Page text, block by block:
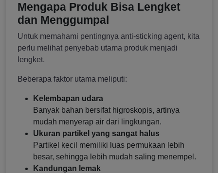
Mengapa Produk Bisa Lengket
dan Menggumpal
Untuk memahami pentingnya anti-sticking agent, kita
perlu melihat penyebab utama produk menjadi
lengket.
Beberapa faktor utama meliputi:
Kelembapan udara
Banyak bahan bersifat higroskopis, artinya
mudah menyerap air dari lingkungan.
Ukuran partikel yang sangat halus
Partikel kecil memiliki luas permukaan lebih
besar, sehingga lebih mudah saling menempel.
Kandungan lemak